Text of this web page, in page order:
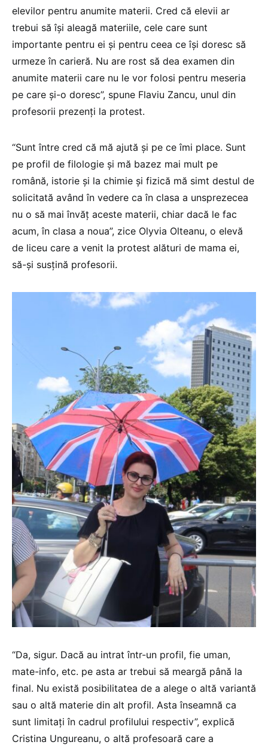
elevilor pentru anumite materii. Cred că elevii ar
trebui să își aleagă materiile, cele care sunt
importante pentru ei și pentru ceea ce își doresc să
urmeze în carieră. Nu are rost să dea examen din
anumite materii care nu le vor folosi pentru meseria
pe care și-o doresc”, spune Flaviu Zancu, unul din
profesorii prezenți la protest.
“Sunt între cred că mă ajută și pe ce îmi place. Sunt
pe profil de filologie și mă bazez mai mult pe
română, istorie și la chimie și fizică mă simt destul de
solicitată având în vedere ca în clasa a unsprezecea
nu o să mai învăț aceste materii, chiar dacă le fac
acum, în clasa a noua”, zice Olyvia Olteanu, o elevă
de liceu care a venit la protest alături de mama ei,
să-și susțină profesorii.
“Da, sigur. Dacă au intrat într-un profil, fie uman,
mate-info, etc. pe asta ar trebui să meargă până la
final. Nu există posibilitatea de a alege o altă variantă
sau o altă materie din alt profil. Asta înseamnă ca
sunt limitați în cadrul profilului respectiv”, explică
Cristina Ungureanu, o altă profesoară care a